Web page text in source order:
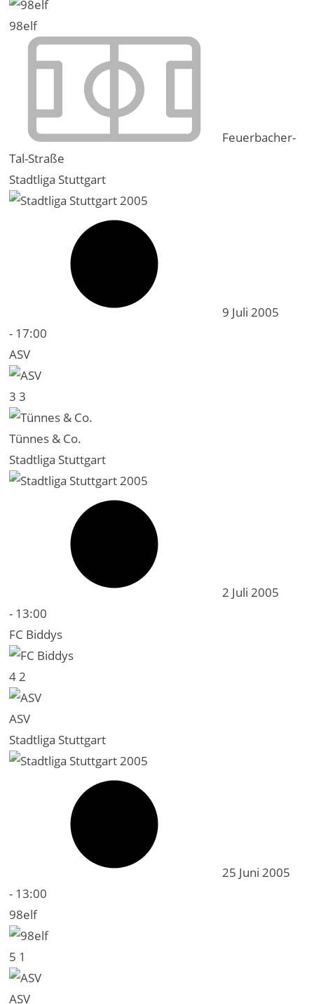
98elf
Feuerbacher-
Tal-Straße
Stadtliga Stuttgart
9 Juli 2005
- 17:00
ASV
33
Tünnes & Co.
Stadtliga Stuttgart
2 Juli 2005
- 13:00
FC Biddys
42
ASV
Stadtliga Stuttgart
25 Juni 2005
- 13:00
98elf
5 1
ASV